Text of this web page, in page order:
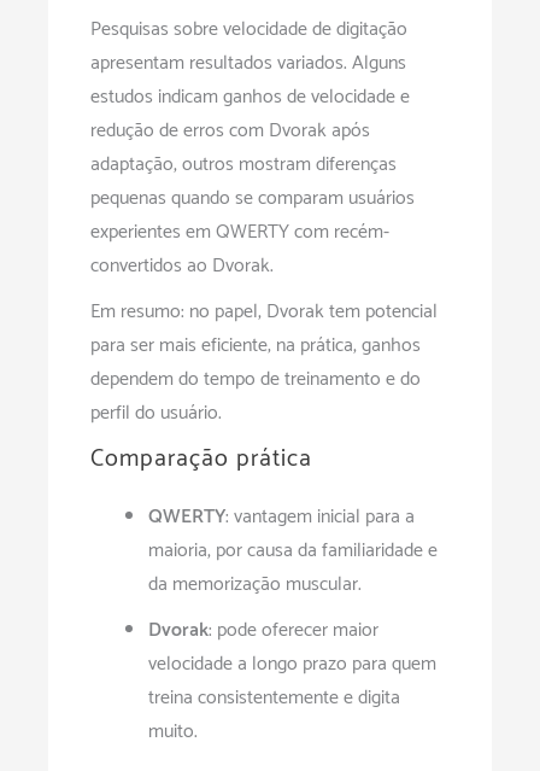
Pesquisas sobre velocidade de digitação
apresentam resultados variados. Alguns
estudos indicam ganhos de velocidade e
redução de erros com Dvorak após
adaptação, outros mostram diferenças
pequenas quando se comparam usuários
experientes em QWERTY com recém-
convertidos ao Dvorak.
Em resumo: no papel, Dvorak tem potencial
para ser mais eficiente; na prática, ganhos
dependem do tempo de treinamento e do
perfil do usuário.
Comparação prática
QWERTY: vantagem inicial para a
maioria, por causa da familiaridade e
da memorização muscular.
Dvorak: pode oferecer maior
velocidade a longo prazo para quem
treina consistentemente e digita
muito.